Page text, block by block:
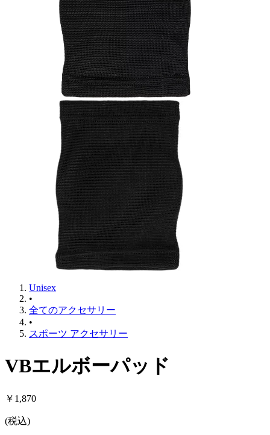
Unisex
•
全てのアクセサリー
•
スポーツ アクセサリー
VBエルボーパッド
￥1,870
(税込)